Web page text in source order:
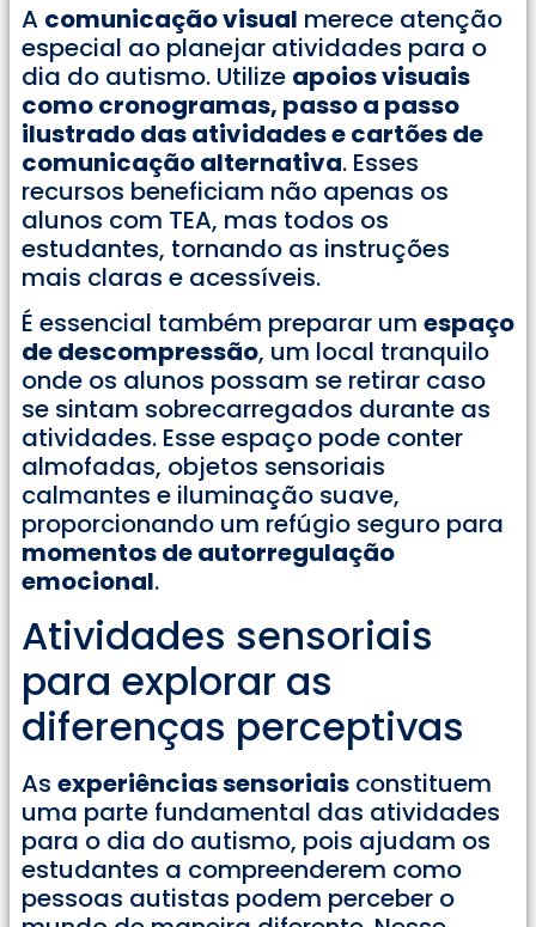
A comunicação visual merece atenção
especial ao planejar atividades para o
dia do autismo. Utilize apoios visuais
como cronogramas, passo a passo
ilustrado das atividades e cartões de
comunicação alternativa. Esses
recursos beneficiam não apenas os
alunos com TEA, mas todos os
estudantes, tornando as instruções
mais claras e acessíveis.
É essencial também preparar um espaço
de descompressão, um local tranquilo
onde os alunos possam se retirar caso
se sintam sobrecarregados durante as
atividades. Esse espaço pode conter
almofadas, objetos sensoriais
calmantes e iluminação suave,
proporcionando um refúgio seguro para
momentos de autorregulação
emocional.
Atividades sensoriais
para explorar as
diferenças perceptivas
As experiências sensoriais constituem
uma parte fundamental das atividades
para o dia do autismo, pois ajudam os
estudantes a compreenderem como
pessoas autistas podem perceber o